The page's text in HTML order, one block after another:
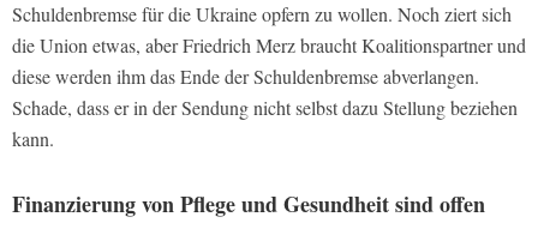
Schuldenbremse für die Ukraine opfern zu wollen. Noch ziert sich
die Union etwas, aber Friedrich Merz braucht Koalitionspartner und
diese werden ihm das Ende der Schuldenbremse abverlangen.
Schade, dass er in der Sendung nicht selbst dazu Stellung beziehen
kann.
Finanzierung von Pflege und Gesundheit sind offen